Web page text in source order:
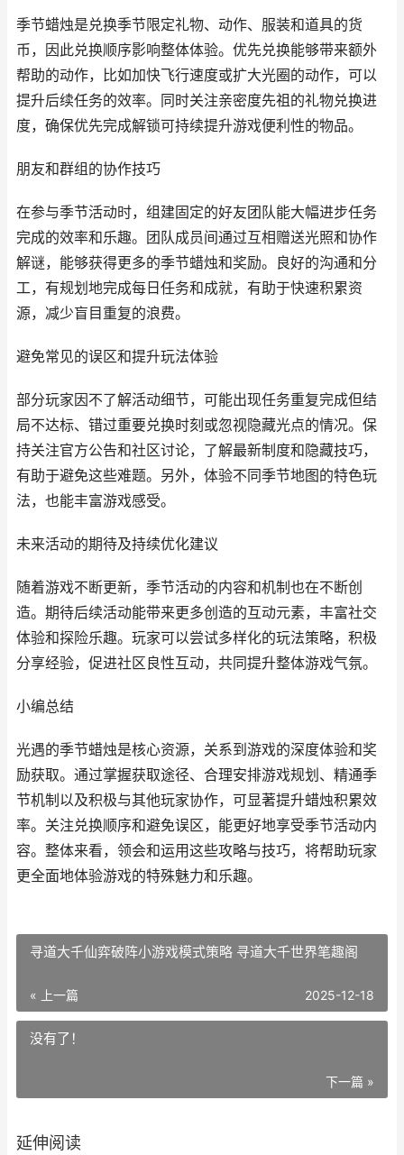
季节蜡烛是兑换季节限定礼物、动作、服装和道具的货
币，因此兑换顺序影响整体体验。优先兑换能够带来额外
帮助的动作，比如加快飞行速度或扩大光圈的动作，可以
提升后续任务的效率。同时关注亲密度先祖的礼物兑换进
度，确保优先完成解锁可持续提升游戏便利性的物品。
朋友和群组的协作技巧
在参与季节活动时，组建固定的好友团队能大幅进步任务
完成的效率和乐趣。团队成员间通过互相赠送光照和协作
解谜，能够获得更多的季节蜡烛和奖励。良好的沟通和分
工，有规划地完成每日任务和成就，有助于快速积累资
源，减少盲目重复的浪费。
避免常见的误区和提升玩法体验
部分玩家因不了解活动细节，可能出现任务重复完成但结
局不达标、错过重要兑换时刻或忽视隐藏光点的情况。保
持关注官方公告和社区讨论，了解最新制度和隐藏技巧，
有助于避免这些难题。另外，体验不同季节地图的特色玩
法，也能丰富游戏感受。
未来活动的期待及持续优化建议
随着游戏不断更新，季节活动的内容和机制也在不断创
造。期待后续活动能带来更多创造的互动元素，丰富社交
体验和探险乐趣。玩家可以尝试多样化的玩法策略，积极
分享经验，促进社区良性互动，共同提升整体游戏气氛。
小编总结
光遇的季节蜡烛是核心资源，关系到游戏的深度体验和奖
励获取。通过掌握获取途径、合理安排游戏规划、精通季
节机制以及积极与其他玩家协作，可显著提升蜡烛积累效
率。关注兑换顺序和避免误区，能更好地享受季节活动内
容。整体来看，领会和运用这些攻略与技巧，将帮助玩家
更全面地体验游戏的特殊魅力和乐趣。
寻道大千仙弈破阵小游戏模式策略 寻道大千世界笔趣阁
« 上一篇 2025-12-18
没有了！
下一篇 »
延伸阅读